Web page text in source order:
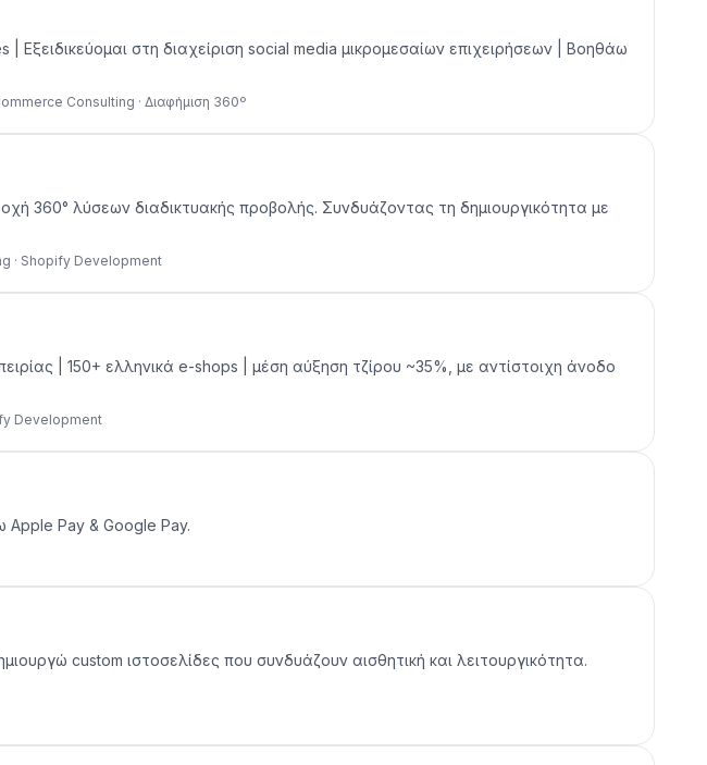
στη διαχείριση social media μικρομεσαίων επιχειρήσεων | Bοηθάω
Consulting · Διαφήμιση 360º
360° λύσεων διαδικτυακής προβολής. Συνδυάζοντας τη δημιουργικότητα με
· Shopify Development
| 150+ ελληνικά e-shops | μέση αύξηση τζίρου ~35%, με αντίστοιχη άνοδο
Development
Apple Pay & Google Pay.
custom ιστοσελίδες που συνδυάζουν αισθητική και λειτουργικότητα.